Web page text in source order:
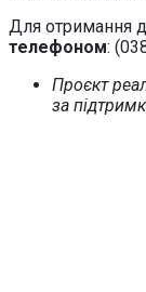
Для отримання
телефоном:
Проєкт
за